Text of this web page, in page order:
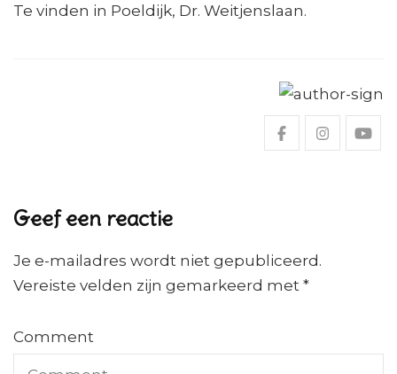
Te vinden in Poeldijk, Dr. Weitjenslaan.
Geef een reactie
Je e-mailadres wordt niet gepubliceerd.
Vereiste velden zijn gemarkeerd met *
Comment